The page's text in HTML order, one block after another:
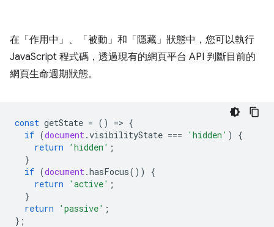
在「作用中」 、「被動」 和「隱藏」 狀態中，您可以執行
JavaScript 程式碼，透過現有的網頁平台 API 判斷目前的
網頁生命週期狀態。
const getState = () => {
if (document .visibilityState === 'hidden' )
{
return
'hidden' ;
}
if (document .hasFocus())
{
return
'active' ;
}
return
'passive' ;
};